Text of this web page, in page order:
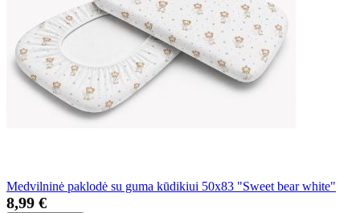
Medvilninė paklodė su guma kūdikiui 50x83 "Sweet bear white"
8,99 €